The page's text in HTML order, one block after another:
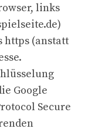
links
https (anstatt
Google
Secure